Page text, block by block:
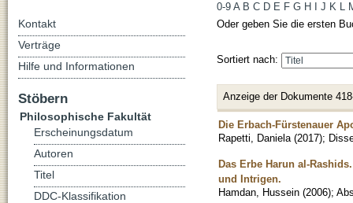
0-9 A B C D E F G H J K L
Oder geben Sie die ersten
Sortiert nach:
Anzeige der Dokumente
Die Erbach-Fürstenauer
Rapetti, Daniela (2017);
Das Erbe Harun al-
und Intrigen.
Hamdan, Hussein (2006);
Kontakt
Verträge
Hilfe und Informationen
Stöbern
Philosophische Fakultät
Erscheinungsdatum
Autoren
Titel
DDC-Klassifikation